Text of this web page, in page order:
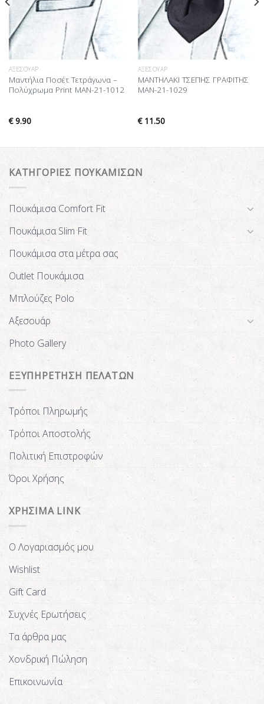
ΑΞΕΣΟΥΆΡ
Μαντήλια Ποσέτ Τετράγωνα –
Πολύχρωμα Print MAN-21-1012
€9.90
ΑΞΕΣΟΥΆΡ
ΜΑΝΤΗΛΑΚΙ ΤΣΕΠΗΣ ΓΡΑΦΙΤΗΣ
MAN-21-1029
€11.50
ΚΑΤΗΓΟΡΙΕΣ ΠΟΥΚΑΜΙΣΩΝ
Πουκάμισα Comfort Fit
Πουκάμισα Slim Fit
Πουκάμισα στα μέτρα σας
Outlet Πουκάμισα
Μπλούζες Polo
Αξεσουάρ
Photo Gallery
ΕΞΥΠΗΡΕΤΗΣΗ ΠΕΛΑΤΩΝ
Τρόποι Πληρωμής
Τρόποι Αποστολής
Πολιτική Επιστροφών
Όροι Χρήσης
ΧΡΗΣΙΜΑ LINK
Ο Λογαριασμός μου
Wishlist
Gift Card
Συχνές Ερωτήσεις
Τα άρθρα μας
Χονδρική Πώληση
Επικοινωνία